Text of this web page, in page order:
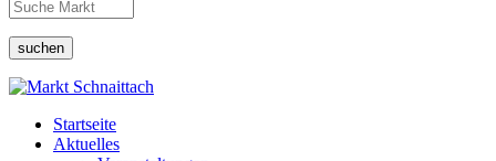
suchen
Startseite
Aktuelles